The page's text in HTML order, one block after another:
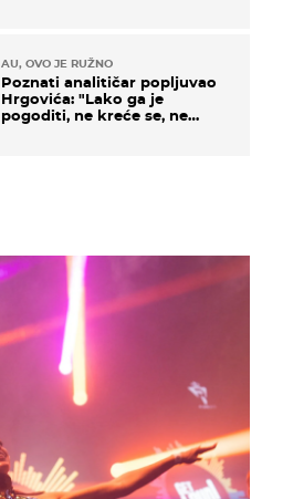
AU, OVO JE RUŽNO
Poznati analitičar popljuvao
Hrgovića: "Lako ga je
pogoditi, ne kreće se, ne